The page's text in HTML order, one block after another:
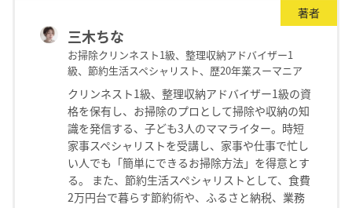
著者
三木ちな
お掃除クリンネスト1級、整理収納アドバイザー1
級、節約生活スペシャリスト、歴20年業スーマニア
クリンネスト1級、整理収納アドバイザー1級の資
格を保有し、お掃除のプロとして掃除や収納の知
識を発信する、子ども3人のママライター。時短
家事スペシャリストを受講し、家事や仕事で忙し
い人でも「簡単にできるお掃除方法」を得意とす
る。 また、節約生活スペシャリストとして、食費
2万円台で暮らす節約術や、ふるさと納税、業務